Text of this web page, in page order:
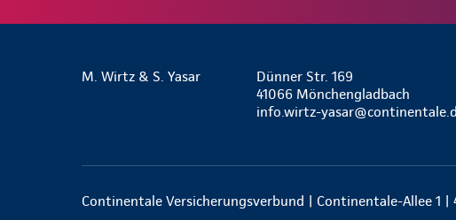
M. Wirtz & S. Yasar
Dünner Str. 169
41066 Mönchengladbach
info.wirtz-
Continentale Versicherungsverbund | Continentale-Allee 1